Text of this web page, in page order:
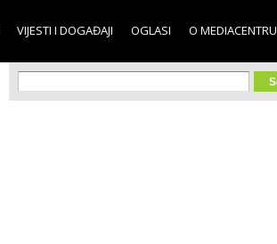
VIJESTI I DOGAĐAJI OGLASI O MEDIACENTRU
Search form
Search